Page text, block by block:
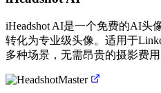
iHeadshot AI是一个免费的AI头
转化为专业级头像。适用于
多种场景，无需昂贵的摄影费